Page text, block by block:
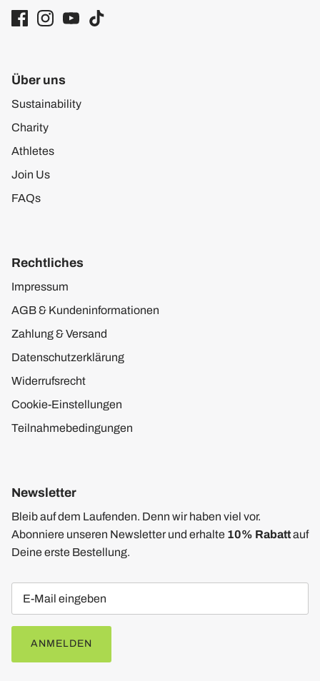
Über uns
Sustainability
Charity
Athletes
Join Us
FAQs
Rechtliches
Impressum
AGB & Kundeninformationen
Zahlung & Versand
Datenschutzerklärung
Widerrufsrecht
Cookie-Einstellungen
Teilnahmebedingungen
Newsletter
Bleib auf dem Laufenden. Denn wir haben viel vor.
Abonniere unseren Newsletter und erhalte 10% Rabattauf
Deine erste Bestellung.
ANMELDEN